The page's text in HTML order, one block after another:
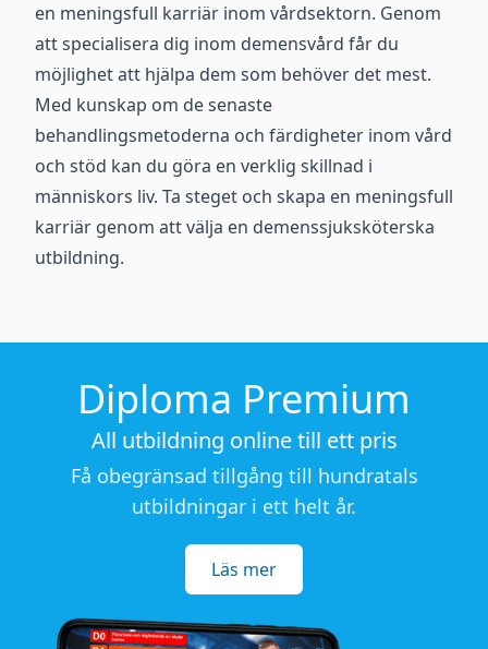
en meningsfull karriär inom vårdsektorn. Genom
att specialisera dig inom demensvård får du
möjlighet att hjälpa dem som behöver det mest.
Med kunskap om de senaste
behandlingsmetoderna och färdigheter inom vård
och stöd kan du göra en verklig skillnad i
människors liv. Ta steget och skapa en meningsfull
karriär genom att välja en demenssjuksköterska
utbildning.
Diploma Premium
All utbildning online till ett pris
Få obegränsad tillgång till hundratals
utbildningar i ett helt år.
Läs mer